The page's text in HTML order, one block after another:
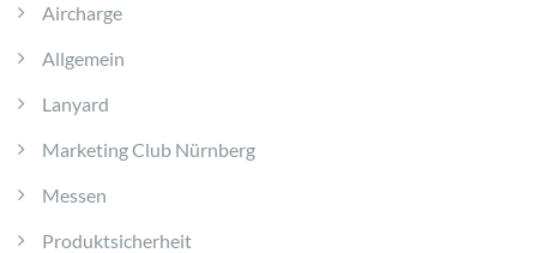
Aircharge
Allgemein
Lanyard
Marketing Club Nürnberg
Messen
Produktsicherheit